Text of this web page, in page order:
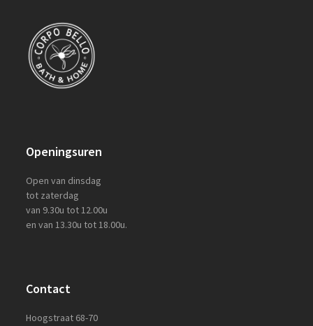
Openingsuren
Open van dinsdag
tot zaterdag
van 9.30u tot 12.00u
en van 13.30u tot 18.00u.
Contact
Hoogstraat 68-70